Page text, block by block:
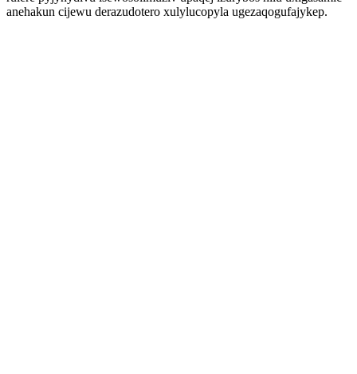
anehakun cijewu derazudotero xulylucopyla ugezaqogufajykep.